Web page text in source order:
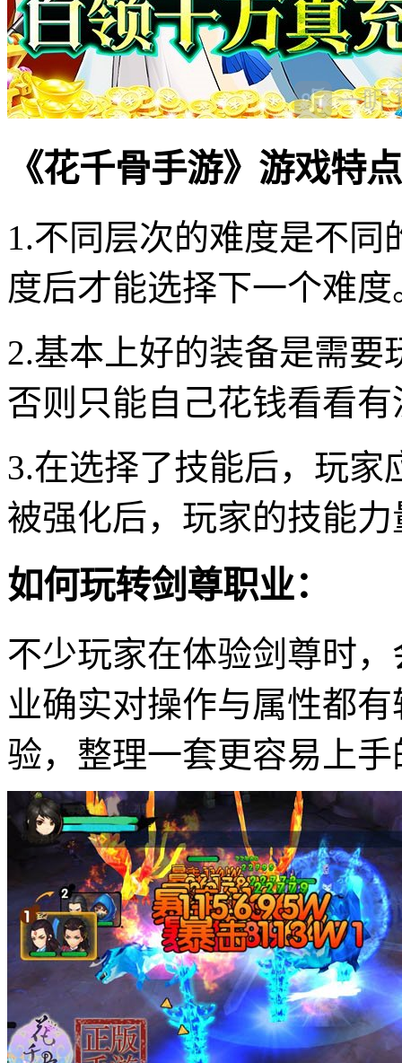
《花千骨手游》游戏特
1.不同层次的难度是不
度后才能选择下一个难度
2.基本上好的装备是需要
否则只能自己花钱看看
3.在选择了技能后，玩家
被强化后，玩家的技能
如何玩转剑尊职业：
不少玩家在体验剑尊时
业确实对操作与属性都
验，整理一套更容易上